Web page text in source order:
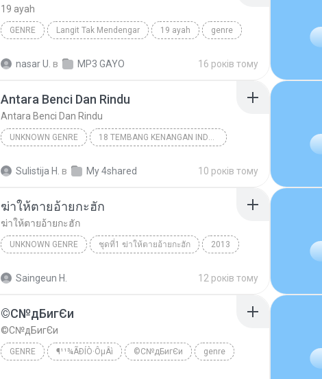
19 ayah
GENRE Langit Tak Mendengar 19 ayah genre
nasar U. в MP3 GAYO 16 років тому
Antara Benci Dan Rindu
Antara Benci Dan Rindu
UNKNOWN GENRE 18 TEMBANG KENANGAN INDONESIA 70-80 VOL.1
Sulistija H. в My 4shared 10 років тому
ฆ่าให้ตายอ้ายกะฮัก
ฆ่าให้ตายอ้ายกะฮัก
UNKNOWN GENRE ชุดที่1 ฆ่าให้ตายอ้ายกะฮัก 2013
Saingeun H. 12 років тому
©С№дБигЄи
©С№дБигЄи
GENRE ¶¹¹¾ÃÐÍÒ·ÔµÂì ©С№дБигЄи genre